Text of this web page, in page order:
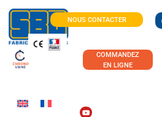
NOUS CONTACTER
COMMANDEZ
EN LIGNE